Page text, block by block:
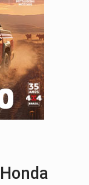
nuvens no céu de Rondônia –
reduz pena de Acir Gurgacz e declara
Museólogo Antônio Ocampo lança livro
a deputada federal do PL salta R$ 1
cerca de 200 porções